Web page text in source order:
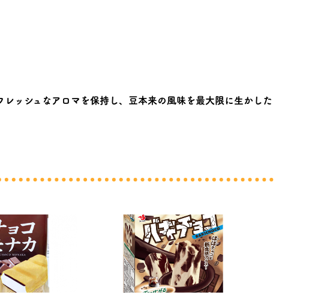
ッシュなアロマを保持し、豆本来の風味を最大限に生かした